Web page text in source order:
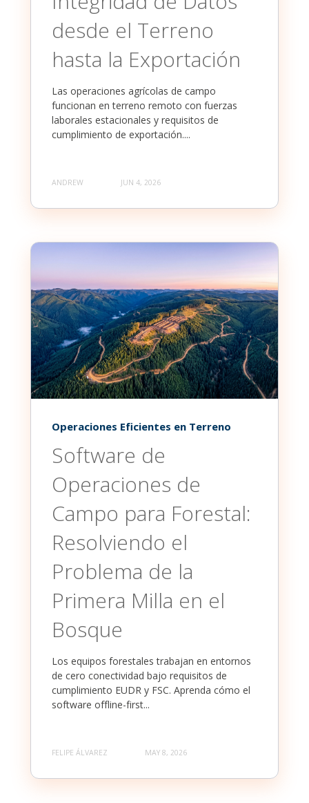
desde el Terreno
hasta la Exportación
Las operaciones agrícolas de campo
funcionan en terreno remoto con fuerzas
laborales estacionales y requisitos de
cumplimiento de exportación....
ANDREW JUN 4, 2026
Operaciones Eficientes en Terreno
Software de
Operaciones de
Campo para Forestal:
Resolviendo el
Problema de la
Primera Milla en el
Bosque
Los equipos forestales trabajan en entornos
de cero conectividad bajo requisitos de
cumplimiento EUDR y FSC. Aprenda cómo el
software offline-first...
FELIPE ÁLVAREZ MAY 8, 2026